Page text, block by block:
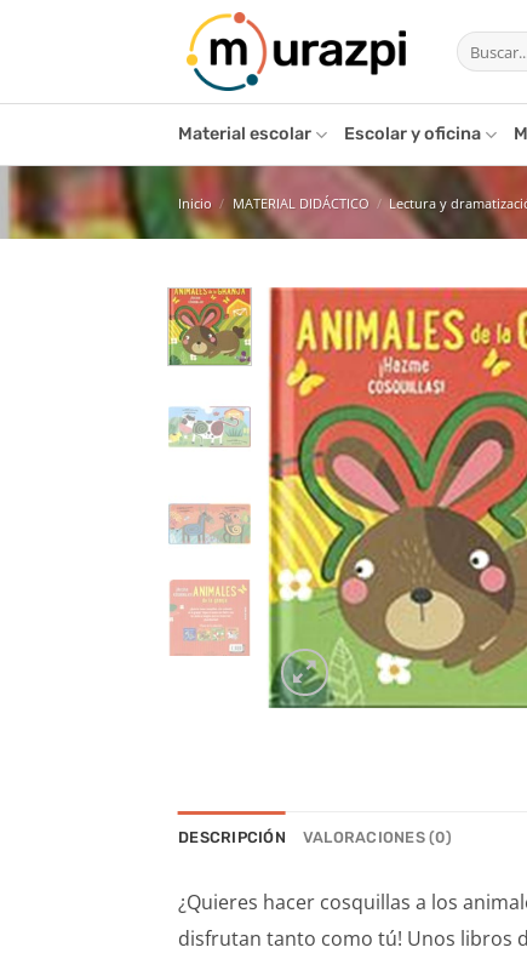
Buscar
por:
Material escolar Escolar y oficina
Inicio / MATERIAL DIDÁCTICO / Lectura y
DESCRIPCIÓN VALORACIONES (0)
¿Quieres hacer cosquillas a los
disfrutan tanto como tú! Unos libros